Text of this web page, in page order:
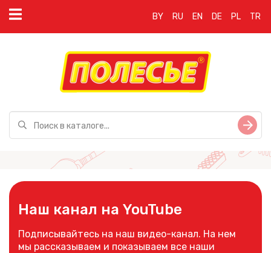
BY RU EN DE PL TR
Наш канал на YouTube
Подписывайтесь на наш видео-канал. На нем
мы рассказываем и показываем все наши